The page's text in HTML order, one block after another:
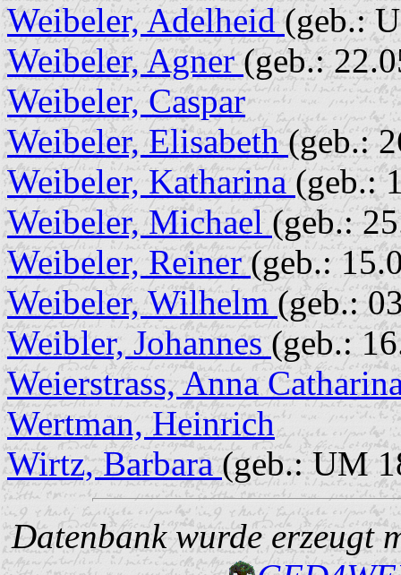
Weibeler, Adelheid(geb.:
Weibeler, Agner(geb.:
Weibeler, Caspar
Weibeler, Elisabeth(geb.:
Weibeler, Katharina(geb.:
Weibeler, Michael(geb.:
Weibeler, Reiner(geb.:
Weibeler, Wilhelm(geb.:
Weibler, Johannes(geb.:
Weierstrass, Anna
Wertman, Heinrich
Wirtz, Barbara(geb.: UM
Datenbank wurde erzeugt